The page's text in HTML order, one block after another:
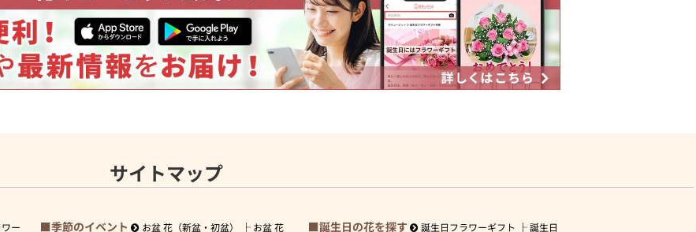
サイトマップ
ー 季節のイベント お盆 花（新盆・初盆） お盆 花 誕生日の花を探す 誕生日フラワーギフト 誕生日